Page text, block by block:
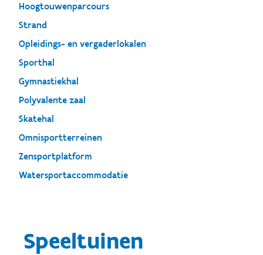
Hoogtouwenparcours
Strand
Opleidings- en vergaderlokalen
Sporthal
Gymnastiekhal
Polyvalente zaal
Skatehal
Omnisportterreinen
Zensportplatform
Watersportaccommodatie
Speeltuinen